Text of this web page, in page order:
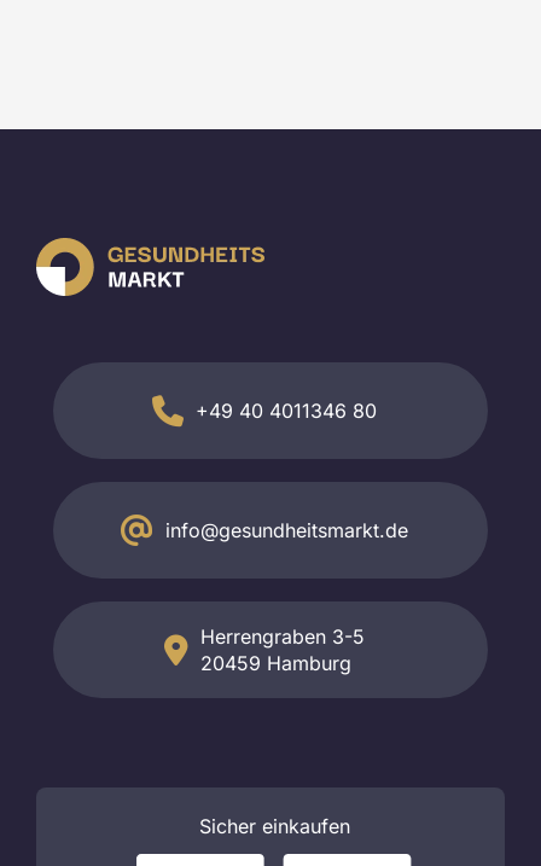
+49 40 4011346 80
info@gesundheitsmarkt.de
Herrengraben 3-5
20459 Hamburg
Sicher einkaufen